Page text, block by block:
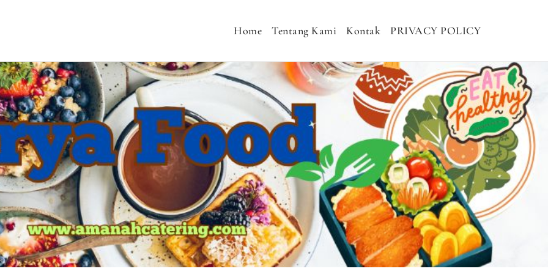
MENU SEHAT, CATERING PERNIKAHAN, JASA AQIQAH MURAH, NASI KOTAK SEHAT, NASI
Home Tentang Kami Kontak PRIVACY POLICY